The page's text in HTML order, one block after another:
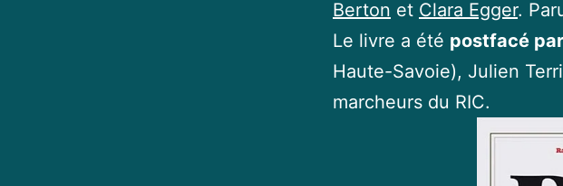
Berton et Clara Egger.
Le livre a été postfacé
Haute-Savoie), Julien
marcheurs du RIC.